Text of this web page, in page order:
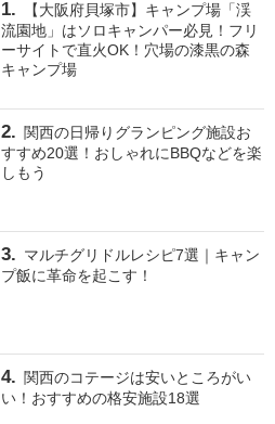
【大阪府貝塚市】キャンプ場「渓
流園地」はソロキャンパー必見！フリ
ーサイトで直火OK！穴場の漆黒の森
キャンプ場
関西の日帰りグランピング施設お
すすめ20選！おしゃれにBBQなどを楽
しもう
マルチグリドルレシピ7選｜キャン
プ飯に革命を起こす！
関西のコテージは安いところがい
い！おすすめの格安施設18選